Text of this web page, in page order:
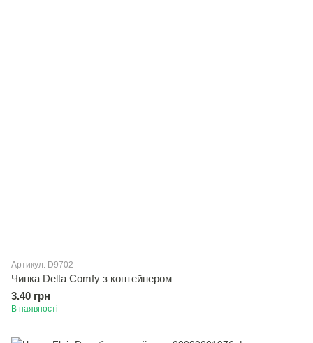
Артикул: D9702
Чинка Delta Comfy з контейнером
3.40 грн
В наявності